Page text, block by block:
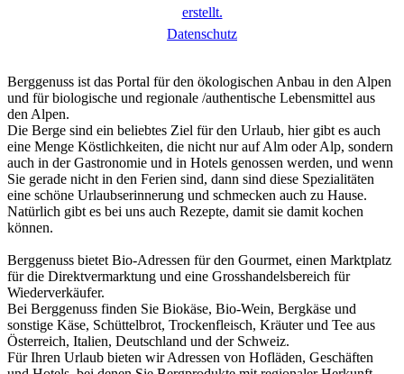
erstellt.
Datenschutz
Berggenuss ist das Portal für den ökologischen Anbau in den Alpen
und für biologische und regionale /authentische Lebensmittel aus
den Alpen.
Die Berge sind ein beliebtes Ziel für den Urlaub, hier gibt es auch
eine Menge Köstlichkeiten, die nicht nur auf Alm oder Alp, sondern
auch in der Gastronomie und in Hotels genossen werden, und wenn
Sie gerade nicht in den Ferien sind, dann sind diese Spezialitäten
eine schöne Urlaubserinnerung und schmecken auch zu Hause.
Natürlich gibt es bei uns auch Rezepte, damit sie damit kochen
können.
Berggenuss bietet Bio-Adressen für den Gourmet, einen Marktplatz
für die Direktvermarktung und eine Grosshandelsbereich für
Wiederverkäufer.
Bei Berggenuss finden Sie Biokäse, Bio-Wein, Bergkäse und
sonstige Käse, Schüttelbrot, Trockenfleisch, Kräuter und Tee aus
Österreich, Italien, Deutschland und der Schweiz.
Für Ihren Urlaub bieten wir Adressen von Hofläden, Geschäften